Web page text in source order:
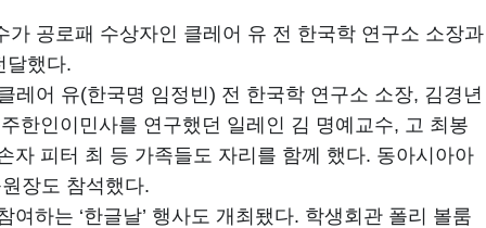
공로패 수상자인 클레어 유 전 한국학 연구소 소장과
달했다.
레어 유(한국명 임정빈) 전 한국학 연구소 소장, 김경년
한인이민사를 연구했던 일레인 김 명예교수, 고 최봉
자 피터 최 등 가족들도 자리를 함께 했다. 동아시아아
장도 참석했다.
하는 ‘한글날’ 행사도 개최됐다. 학생회관 폴리 볼룸